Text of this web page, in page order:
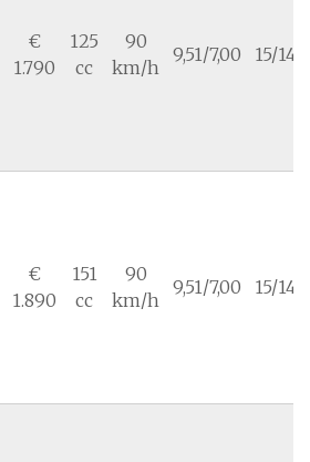
€
1.790
125
cc
90
km/h
9,51/7,00 15/14
€
1.890
151
cc
90
km/h
9,51/7,00 15/14